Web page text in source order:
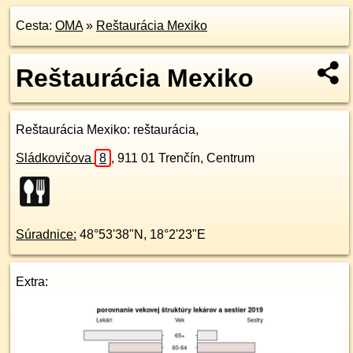
Cesta: OMA» Reštaurácia Mexiko
Reštaurácia Mexiko
Reštaurácia Mexiko: reštaurácia,
Sládkovičova 8 , 911 01 Trenčín, Centrum
Súradnice: 48°53'38"N , 18°2'23"E
Extra: